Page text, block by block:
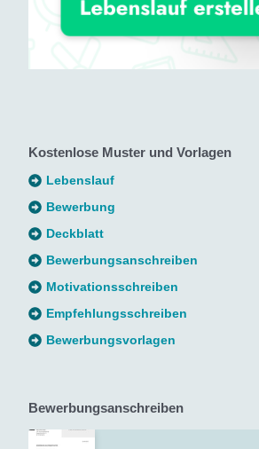
Kostenlose Muster und Vorlagen
Lebenslauf
Bewerbung
Deckblatt
Bewerbungsanschreiben
Motivationsschreiben
Empfehlungsschreiben
Bewerbungsvorlagen
Bewerbungsanschreiben